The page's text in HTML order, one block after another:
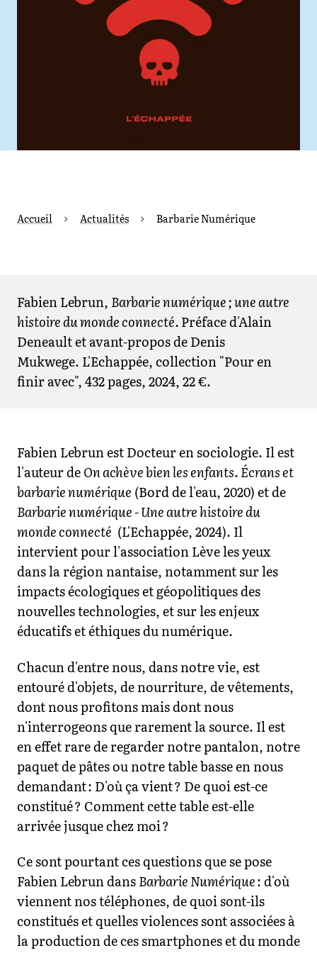
Accueil Actualités Barbarie Numérique
Fabien Lebrun, Barbarie numérique ; une autre
histoire du monde connecté.Préface d'Alain
Deneault et avant-propos de Denis
Mukwege. L'Echappée, collection "Pour en
finir avec", 432 pages, 2024, 22 €.
Fabien Lebrun est Docteur en sociologie. Il est
l'auteur deOn achève bien les enfants. Écrans et
barbarie numérique (Bord de l'eau, 2020) et de
Barbarie numérique - Une autre histoire du
monde connecté (L'Echappée, 2024). Il
intervient pour l'association Lève les yeux
dans la région nantaise, notamment sur les
impacts écologiques et géopolitiques des
nouvelles technologies, et sur les enjeux
éducatifs et éthiques du numérique.
Chacun d'entre nous, dans notre vie, est
entouré d'objets, de nourriture, de vêtements,
dont nous profitons mais dont nous
n'interrogeons que rarement la source. Il est
en effet rare de regarder notre pantalon, notre
paquet de pâtes ou notre table basse en nous
demandant : D'où ça vient ? De quoi est-ce
constitué ? Comment cette table est-elle
arrivée jusque chez moi ?
Ce sont pourtant ces questions que se pose
Fabien Lebrun dansBarbarie Numérique: d'où
viennent nos téléphones, de quoi sont-ils
constitués et quelles violences sont associées à
la production de ces smartphones et du monde